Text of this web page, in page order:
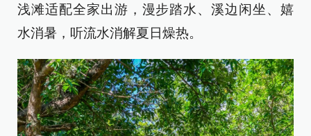
浅滩适配全家出游，漫步踏水、溪边闲坐、嬉
水消暑，听流水消解夏日燥热。